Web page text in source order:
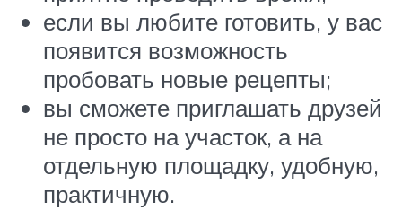
если вы любите готовить, у вас
появится возможность
пробовать новые рецепты;
вы сможете приглашать друзей
не просто на участок, а на
отдельную площадку, удобную,
практичную.